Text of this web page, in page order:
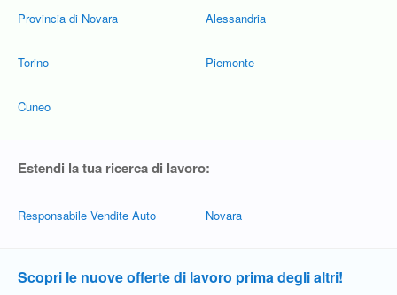
Provincia di Novara
Torino
Cuneo
Alessandria
Piemonte
Estendi la tua ricerca di lavoro:
Responsabile Vendite Auto Novara
Scopri le nuove offerte di lavoro prima degli altri!